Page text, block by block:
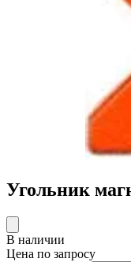
Угольник
В наличии
Цена по запросу